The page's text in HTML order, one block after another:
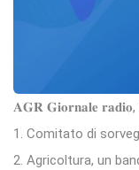
𝐀𝐆𝐑 𝐆𝐢𝐨𝐫𝐧𝐚𝐥𝐞 𝐫𝐚𝐝𝐢𝐨,
1. Comitato di
2. Agricoltura, un